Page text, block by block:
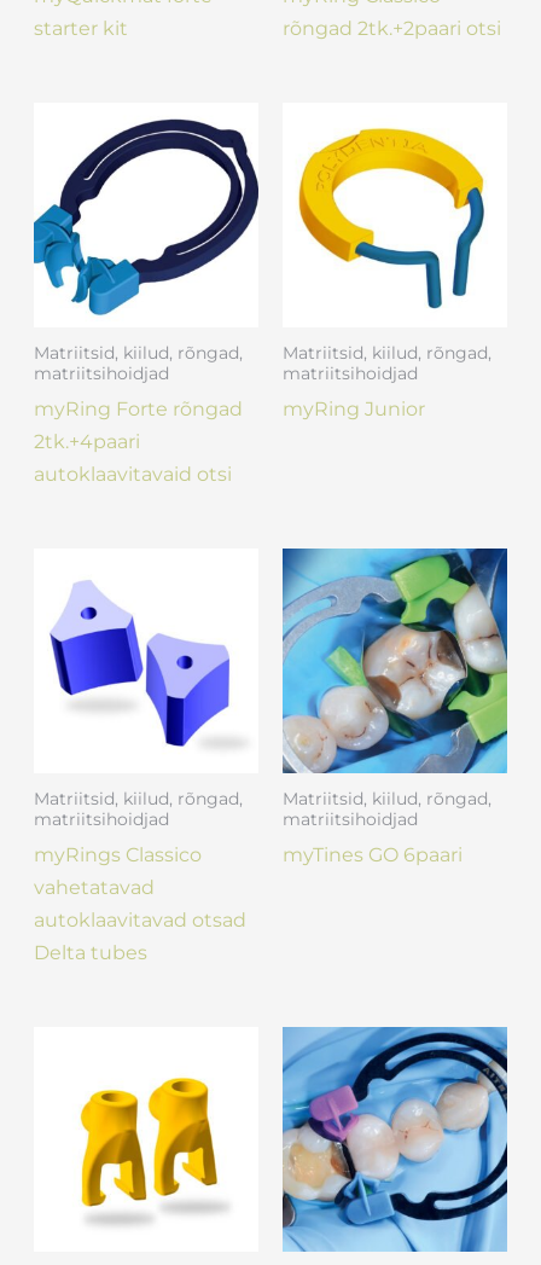
starter kit
rõngad 2tk.+2paari otsi
Matriitsid, kiilud, rõngad,
matriitsihoidjad
myRing Forte rõngad
2tk.+4paari
autoklaavitavaid otsi
Matriitsid, kiilud, rõngad,
matriitsihoidjad
myRing Junior
Matriitsid, kiilud, rõngad,
matriitsihoidjad
myRings Classico
vahetatavad
autoklaavitavad otsad
Delta tubes
Matriitsid, kiilud, rõngad,
matriitsihoidjad
myTines GO 6paari